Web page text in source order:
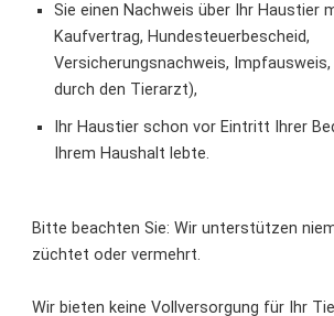
Sie einen Nachweis über Ihr Haustier
Kaufvertrag, Hundesteuerbescheid,
Versicherungsnachweis, Impfausweis,
durch den Tierarzt),
Ihr Haustier schon vor Eintritt Ihrer
Ihrem Haushalt lebte.
Bitte beachten Sie: Wir unterstützen
züchtet oder vermehrt.
Wir bieten keine Vollversorgung für Ihr